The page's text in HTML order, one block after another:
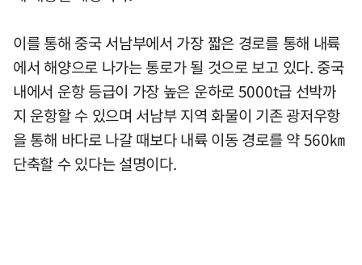
이를 통해 중국 서남부에서 가장 짧은 경로를 통해 내륙
에서 해양으로 나가는 통로가 될 것으로 보고 있다. 중국
내에서 운항 등급이 가장 높은 운하로 5000t급 선박까
지 운항할 수 있으며 서남부 지역 화물이 기존 광저우항
을 통해 바다로 나갈 때보다 내륙 이동 경로를 약 560㎞
단축할 수 있다는 설명이다.